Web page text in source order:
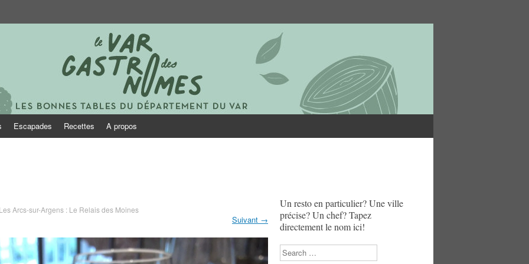
Escapades Recettes A propos
Les Arcs-sur-Argens : Le Relais des Moines
Suivant →
Un resto en particulier? Une ville
précise? Un chef? Tapez
directement le nom ici!
Search